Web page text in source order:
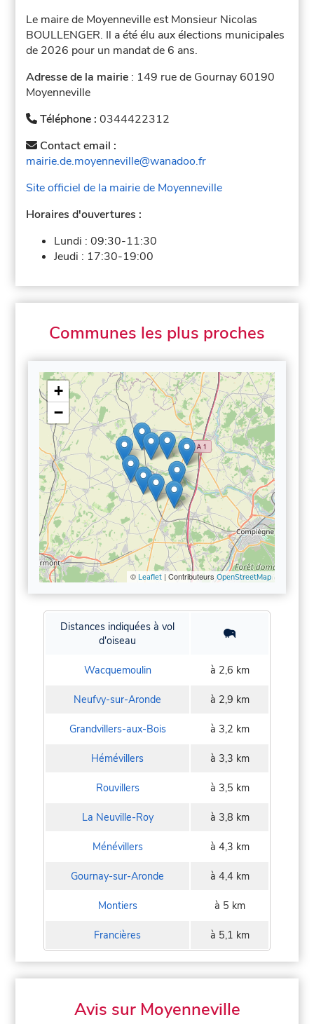
Le maire de Moyenneville est Monsieur Nicolas
BOULLENGER. Il a été élu aux élections municipales
de 2026 pour un mandat de 6 ans.
Adresse de la mairie : 149 rue de Gournay 60190
Moyenneville
Téléphone :0344422312
Contact email :
mairie.de.moyenneville@wanadoo.fr
Site officiel de la mairie de Moyenneville
Horaires d'ouvertures :
Lundi :09:30-11:30
Jeudi : 17:30-19:00
Communes les plus proches
+
−
© Leaflet| Contributeurs OpenStreetMap
Distances indiquées à vol
d'oiseau
Wacquemoulin à 2,6 km
Neufvy-sur-Aronde à 2,9 km
Grandvillers-aux-Bois à 3,2 km
Hémévillers à 3,3 km
Rouvillers à 3,5 km
La Neuville-Roy à 3,8 km
Ménévillers à 4,3 km
Gournay-sur-Aronde à 4,4 km
Montiers à 5 km
Francières à 5,1 km
Avis sur Moyenneville